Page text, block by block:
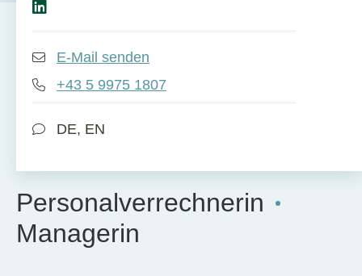
E-Mail senden
+43 5 9975 1807
DE, EN
Personalverrechnerin
Managerin